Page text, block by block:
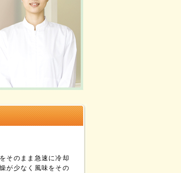
そのまま急速に冷却
が少なく風味をその